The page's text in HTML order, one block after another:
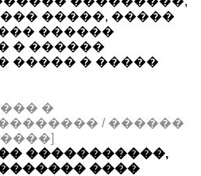
�����, �����
������
� ������
����� � �����
�
/ ������
�����������,
����